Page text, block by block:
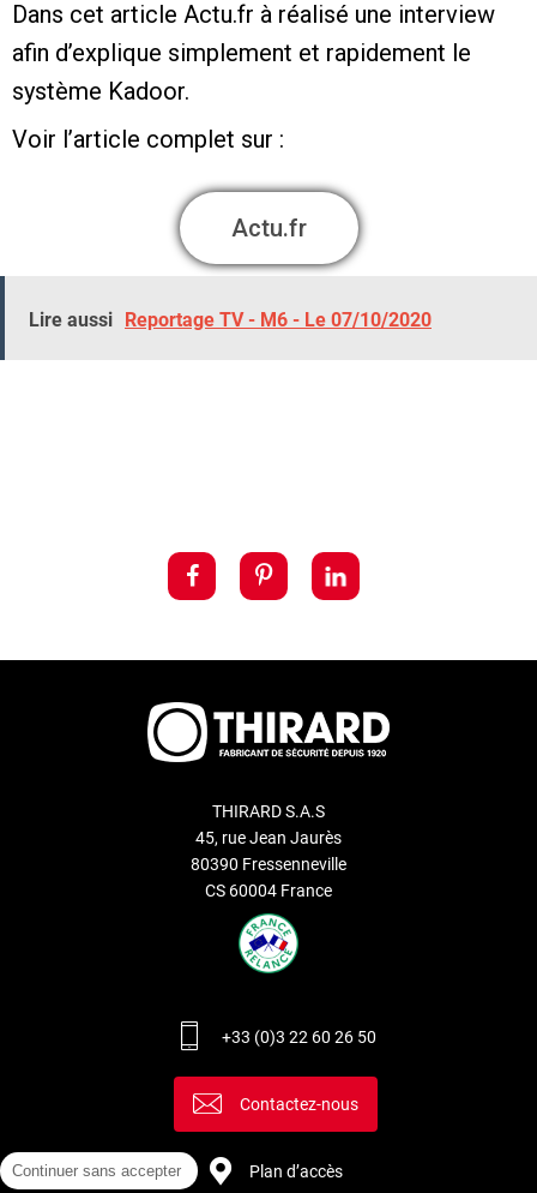
Dans cet article Actu.fr à réalisé une interview
afin d’explique simplement et rapidement le
système Kadoor.
Voir l’article complet sur :
Actu.fr
Lire aussi Reportage TV - M6 - Le 07/10/2020
THIRARD S.A.S
45, rue Jean Jaurès
80390 Fressenneville
CS 60004 France
+33 (0)3 22 60 26 50
Contactez-nous
Plan d’accès
Continuer sans accepter